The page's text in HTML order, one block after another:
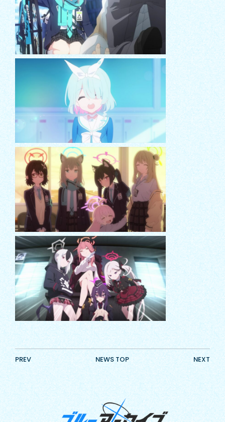
PREV NEWS TOP NEXT